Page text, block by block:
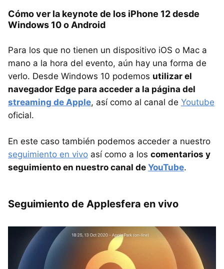
Cómo ver la keynote de los iPhone 12 desde
Windows 10 o Android
Para los que no tienen un dispositivo iOS o Mac a
mano a la hora del evento, aún hay una forma de
verlo. Desde Windows 10 podemos utilizar el
navegador Edge para acceder a la página del
streaming de Apple, así como al canal de Youtube
oficial.
En este caso también podemos acceder a nuestro
seguimiento en vivo así como a los comentarios y
seguimiento en nuestro canal de YouTube.
Seguimiento de Applesfera en vivo